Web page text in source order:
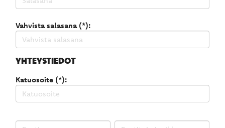
Vahvista salasana (*):
YHTEYSTIEDOT
Katuosoite (*):